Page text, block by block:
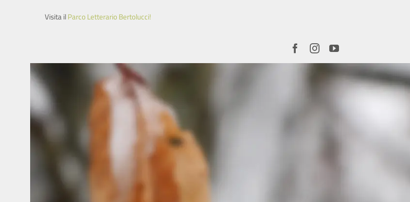
Visita ilParco Letterario Bertolucci!